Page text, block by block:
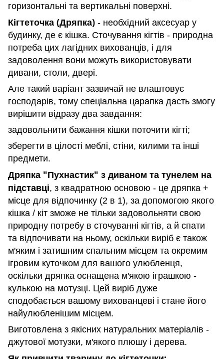
горизонтальні та вертикальні поверхні.
Кігтеточка (Дряпка) - необхідний аксесуар у
будинку, де є кішка. Сточування кігтів - природна
потреба цих лагідних вихованців, і для
задоволення вони можуть використовувати
дивани, столи, двері.
Але такий варіант зазвичай не влаштовує
господарів, тому спеціальна царапка дасть змогу
вирішити відразу два завдання:
задовольнити бажання кішки поточити кігті;
зберегти в цілості меблі, стіни, килими та інші
предмети.
Дряпка "Пухнастик" з диваном та тунелем на
підставці, з квадратною основою - це дряпка +
місце для відпочинку (2 в 1), за допомогою якого
кішка / кіт зможе не тільки задовольняти свою
природну потребу в сточуванні кігтів, а й спати
та відпочивати на ньому, оскільки виріб є також
м'яким і затишним спальним місцем та окремим
ігровим куточком для вашого улюбленця,
оскільки дряпка оснащена м'якою іграшкою -
кулькою на мотузці. Цей виріб дуже
сподобається вашому вихованцеві і стане його
найулюбленішим місцем.
Виготовлена з якісних натуральних матеріалів -
джутової мотузки, м'якого плюшу і дерева.